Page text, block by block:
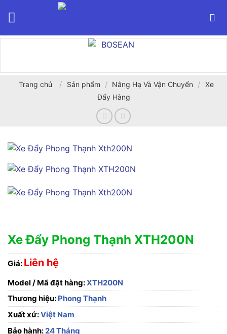
Trang chủ / Sản phẩm / Nâng Hạ Và Vận Chuyển / Xe
Đẩy Hàng
Xe Đẩy Phong Thạnh XTH200N
Giá: Liên hệ
Model / Mã đặt hàng:XTH200N
Thương hiệu: Phong Thạnh
Xuất xứ:Việt Nam
Bảo hành: 24 Tháng